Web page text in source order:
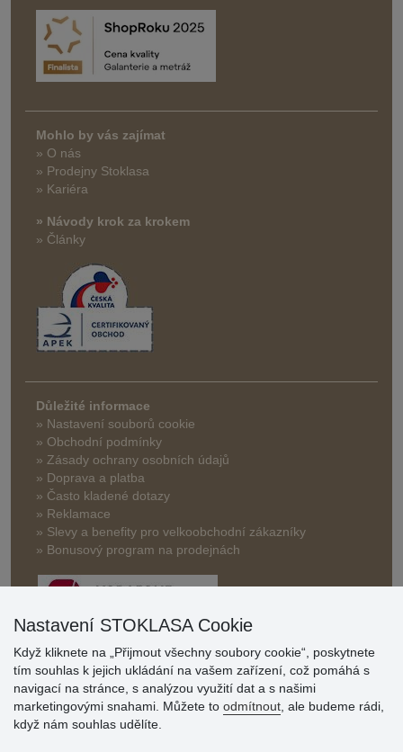
Mohlo by vás zajímat
» O nás
» Prodejny Stoklasa
» Kariéra
» Návody krok za krokem
» Články
Důležité informace
» Nastavení souborů cookie
» Obchodní podmínky
» Zásady ochrany osobních údajů
» Doprava a platba
» Často kladené dotazy
» Reklamace
» Slevy a benefity pro velkoobchodní zákazníky
» Bonusový program na prodejnách
Hodnocení
zákazníků
Nastavení STOKLASA Cookie
Když kliknete na „Přijmout všechny soubory cookie“, poskytnete
tím souhlas k jejich ukládání na vašem zařízení, což pomáhá s
navigací na stránce, s analýzou využití dat a s našimi
marketingovými snahami. Můžete to odmítnout , ale budeme rádi,
když nám souhlas udělíte.